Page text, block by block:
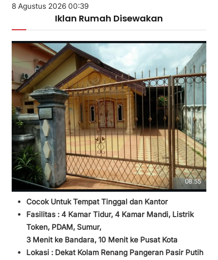
8 Agustus 2026 00:39
Iklan Rumah Disewakan
Cocok Untuk Tempat Tinggal dan Kantor
Fasilitas : 4 Kamar Tidur, 4 Kamar Mandi, Listrik
Token, PDAM, Sumur,
3 Menit ke Bandara, 10 Menit ke Pusat Kota
Lokasi : Dekat Kolam Renang Pangeran Pasir Putih